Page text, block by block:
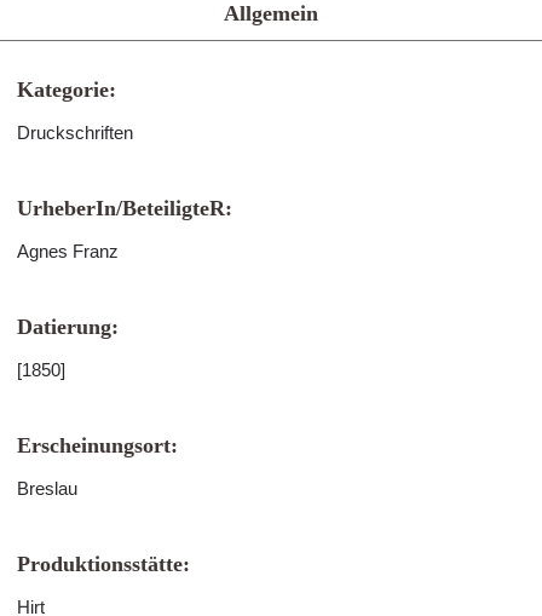
Allgemein
Kategorie:
Druckschriften
UrheberIn/BeteiligteR:
Agnes Franz
Datierung:
[1850]
Erscheinungsort:
Breslau
Produktionsstätte:
Hirt